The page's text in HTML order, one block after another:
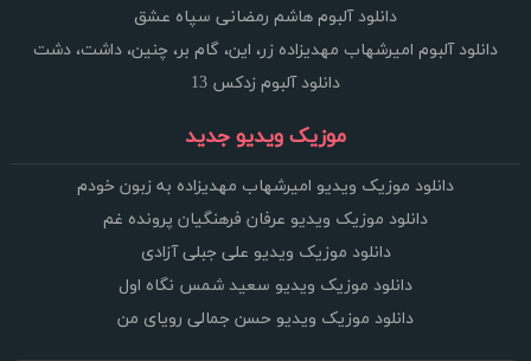
دانلود آلبوم هاشم رمضانی سپاه عشق
دانلود آلبوم امیرشهاب مهدیزاده زر، این، گام بر، چنین، داشت، دشت
دانلود آلبوم زدکس 13
موزیک ویدیو جدید
دانلود موزیک ویدیو امیرشهاب مهدیزاده به زبون خودم
دانلود موزیک ویدیو عرفان فرهنگیان پرونده غم
دانلود موزیک ویدیو علی جبلی آزادی
دانلود موزیک ویدیو سعید شمس نگاه اول
دانلود موزیک ویدیو حسن جمالی رویای من